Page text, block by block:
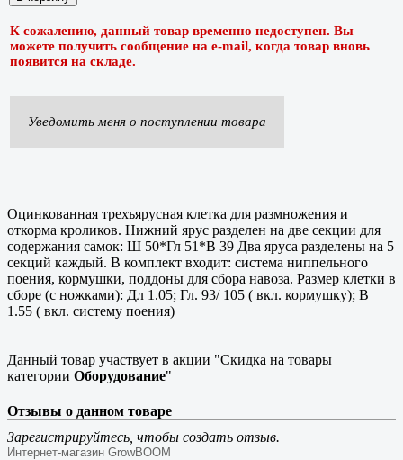
К сожалению, данный товар временно недоступен. Вы
можете получить сообщение на e-mail, когда товар вновь
появится на складе.
Уведомить меня о поступлении товара
Оцинкованная трехъярусная клетка для размножения и
откорма кроликов. Нижний ярус разделен на две секции для
содержания самок: Ш 50*Гл 51*В 39 Два яруса разделены на 5
секций каждый. В комплект входит: система ниппельного
поения, кормушки, поддоны для сбора навоза. Размер клетки в
сборе (с ножками): Дл 1.05; Гл. 93/ 105 ( вкл. кормушку); В
1.55 ( вкл. систему поения)
Данный товар участвует в акции "Скидка на товары
категории Оборудование"
Отзывы о данном товаре
Зарегистрируйтесь, чтобы создать отзыв.
Интернет-магазин GrowBOOM